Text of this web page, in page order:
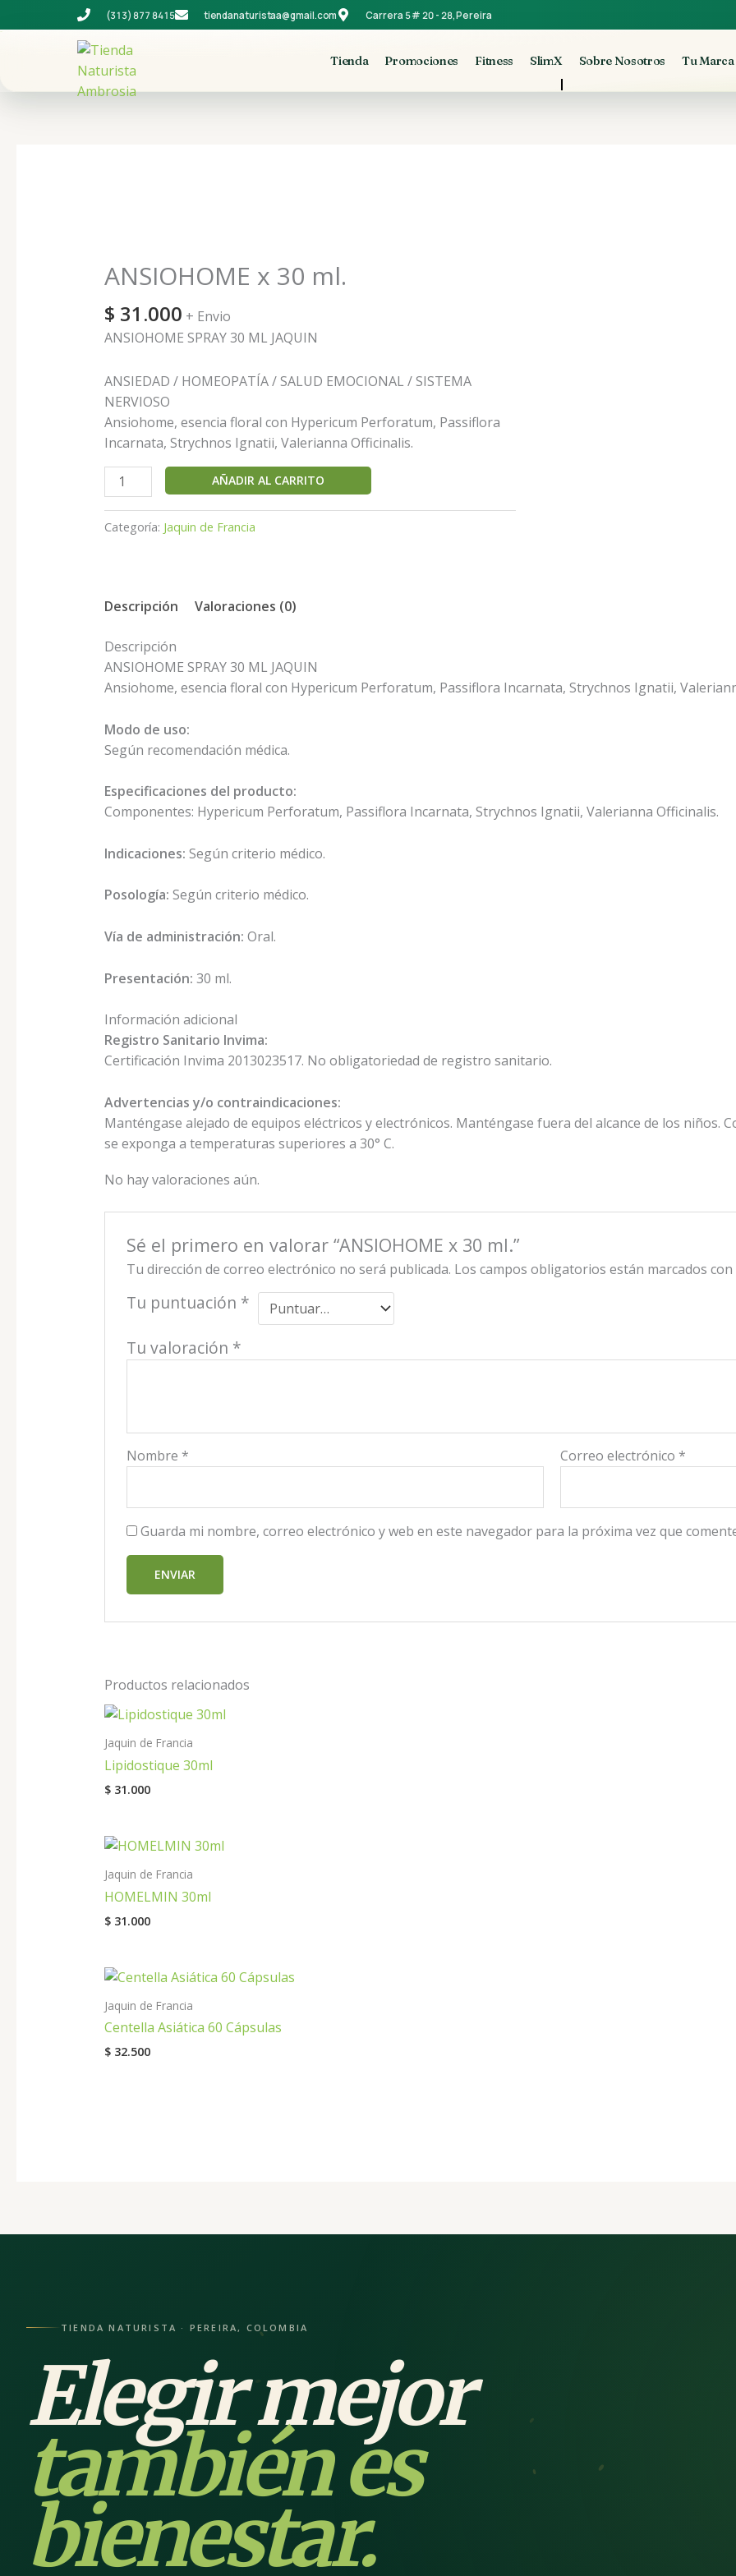
al
(313) 877 8415 tiendanaturistaa@gmail.com Carrera 5 # 20 - 28, Pereira
Tienda Promociones Fitness SlimX Sobre Nosotros Tu Marca
ANSIOHOME x 30 ml.
$ 31.000 + Envio
ANSIOHOME SPRAY 30 ML JAQUIN
ANSIEDAD / HOMEOPATÍA / SALUD EMOCIONAL / SISTEMA
NERVIOSO
Ansiohome, esencia floral con Hypericum Perforatum, Passiflora
Incarnata, Strychnos Ignatii, Valerianna Officinalis.
30
ml.
cantidad
AÑADIR AL CARRITO
Categoría: Jaquin de Francia
Descripción Valoraciones (0)
Descripción
ANSIOHOME SPRAY 30 ML JAQUIN
Ansiohome, esencia floral con Hypericum Perforatum, Passiflora Incarnata, Strychnos Ignatii,
Modo de uso:
Según recomendación médica.
Especificaciones del producto:
Componentes: Hypericum Perforatum, Passiflora Incarnata, Strychnos Ignatii, Valerianna Officinalis.
Indicaciones: Según criterio médico.
Posología: Según criterio médico.
Vía de administración: Oral.
Presentación: 30 ml.
Información adicional
Registro Sanitario Invima:
Certificación Invima 2013023517. No obligatoriedad de registro sanitario.
Advertencias y/o contraindicaciones:
Manténgase alejado de equipos eléctricos y electrónicos. Manténgase fuera del alcance de los niños.
se exponga a temperaturas superiores a 30° C.
No hay valoraciones aún.
Sé el primero en valorar “ANSIOHOME x 30 ml.”
Tu dirección de correo electrónico no será publicada. Los campos obligatorios están marcados con
Tu puntuación *
Tu valoración *
Nombre * Correo electrónico *
Guarda mi nombre, correo electrónico y web en este navegador para la próxima vez que
Productos relacionados
Jaquin de Francia
Lipidostique 30ml
$31.000
Jaquin de Francia
HOMELMIN 30ml
$31.000
Jaquin de Francia
Centella Asiática 60 Cápsulas
$32.500
TIENDA NATURISTA · PEREIRA, COLOMBIA
Elegir mejor
también es
bienestar.